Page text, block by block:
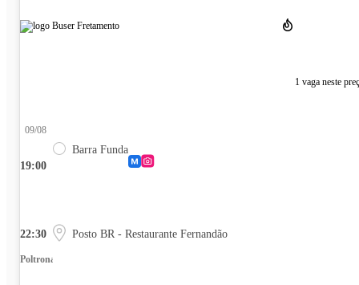
1 vaga neste
19:00
09/08
Barra Funda
22:30 Posto BR - Restaurante Fernandão
Poltrona